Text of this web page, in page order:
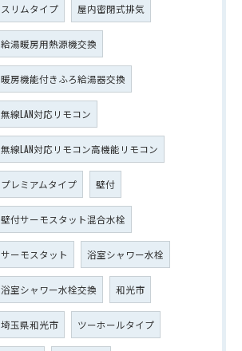
スリムタイプ 屋内密閉式排気
給湯暖房用熱源機交換
暖房機能付きふろ給湯器交換
無線LAN対応リモコン
無線LAN対応リモコン高機能リモコン
プレミアムタイプ 壁付
壁付サーモスタット混合水栓
サーモスタット 浴室シャワー水栓
浴室シャワー水栓交換 和光市
埼玉県和光市 ツーホールタイプ